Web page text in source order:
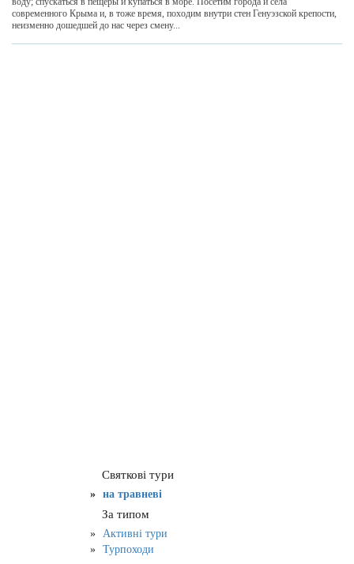
современного Крыма и, в тоже время, походим внутри стен Генуэзской крепости,
неизменно дошедшей до нас через смену...
Святкові тури
на травневі
За типом
Активні тури
Турпоходи